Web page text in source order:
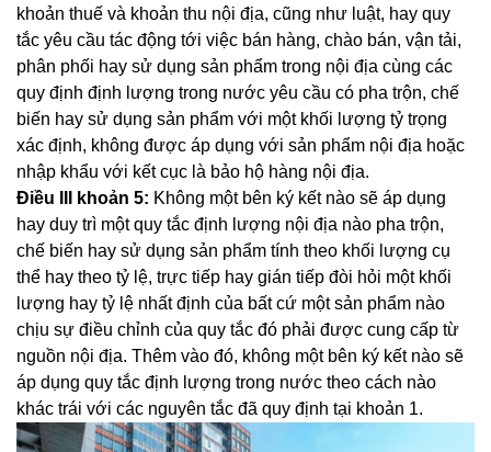
khoản thuế và khoản thu nội địa, cũng như luật, hay quy
tắc yêu cầu tác động tới việc bán hàng, chào bán, vận tải,
phân phối hay sử dụng sản phẩm trong nội địa cùng các
quy định định lượng trong nước yêu cầu có pha trộn, chế
biến hay sử dụng sản phẩm với một khối lượng tỷ trọng
xác định, không được áp dụng với sản phẩm nội địa hoặc
nhập khẩu với kết cục là bảo hộ hàng nội địa.
Điều III khoản 5: Không một bên ký kết nào sẽ áp dụng
hay duy trì một quy tắc định lượng nội địa nào pha trộn,
chế biến hay sử dụng sản phẩm tính theo khối lượng cụ
thể hay theo tỷ lệ, trực tiếp hay gián tiếp đòi hỏi một khối
lượng hay tỷ lệ nhất định của bất cứ một sản phẩm nào
chịu sự điều chỉnh của quy tắc đó phải được cung cấp từ
nguồn nội địa. Thêm vào đó, không một bên ký kết nào sẽ
áp dụng quy tắc định lượng trong nước theo cách nào
khác trái với các nguyên tắc đã quy định tại khoản 1.